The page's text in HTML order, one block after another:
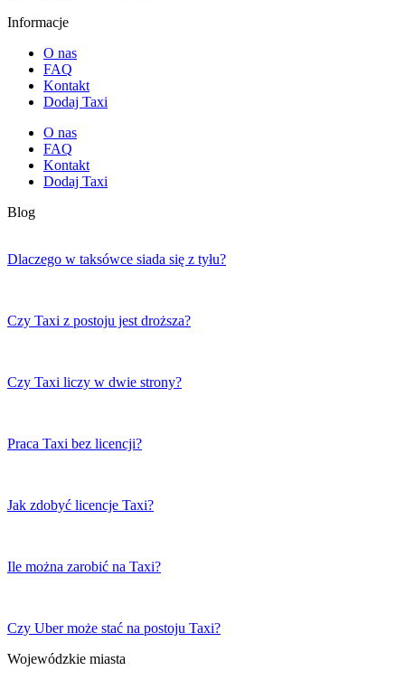
Informacje
O nas
FAQ
Kontakt
Dodaj Taxi
O nas
FAQ
Kontakt
Dodaj Taxi
Blog
Dlaczego w taksówce siada się z tyłu?
Czy Taxi z postoju jest droższa?
Czy Taxi liczy w dwie strony?
Praca Taxi bez licencji?
Jak zdobyć licencje Taxi?
Ile można zarobić na Taxi?
Czy Uber może stać na postoju Taxi?
Wojewódzkie miasta